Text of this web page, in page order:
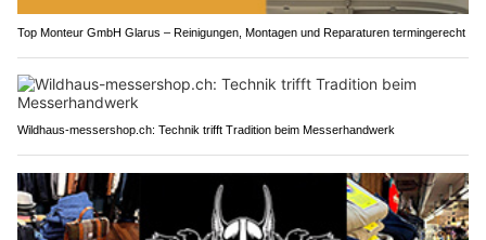
Top Monteur GmbH Glarus – Reinigungen, Montagen und Reparaturen termingerecht
Wildhaus-messershop.ch: Technik trifft Tradition beim Messerhandwerk